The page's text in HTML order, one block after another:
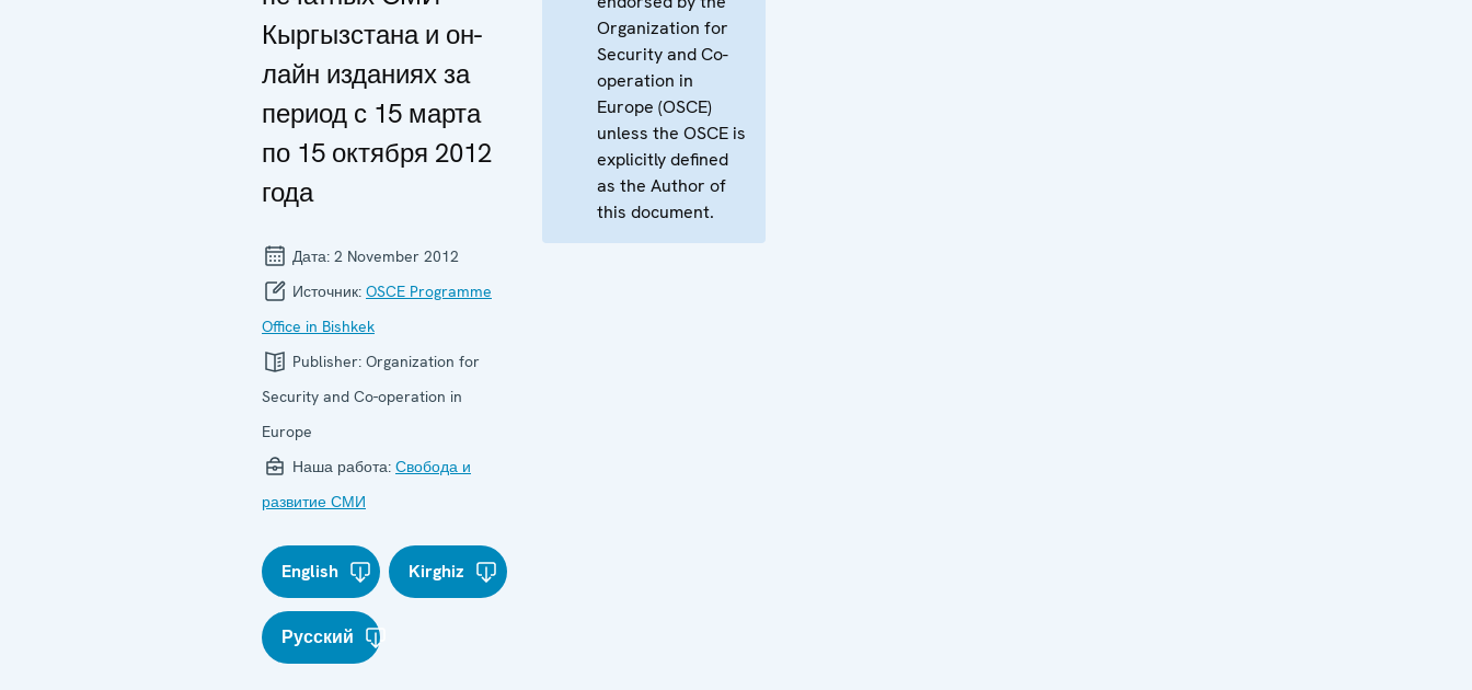
Кыргызстана и он-
лайн изданиях за
период с 15 марта
по 15 октября 2012
года
Дата: 2 November 2012
Источник: OSCE Programme
Office in Bishkek
Publisher: Organization for
Security and Co-operation in
Europe
Наша работа: Свобода и
развитие СМИ
English Kirghiz
Русский
Organization for
Security and Co-
operation in
Europe (OSCE)
unless the OSCE is
explicitly defined
as the Author of
this document.